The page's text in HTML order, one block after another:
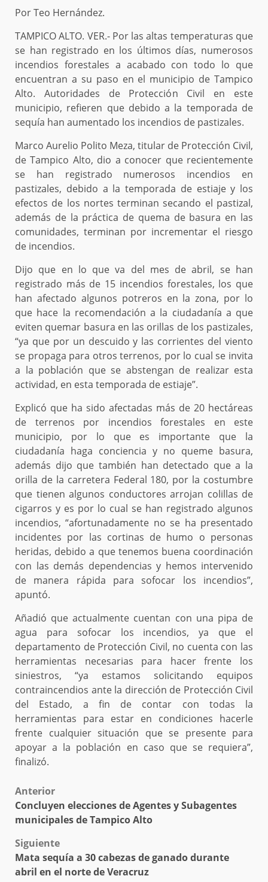
Por Teo Hernández.
TAMPICO ALTO. VER.- Por las altas temperaturas que
se han registrado en los últimos días, numerosos
incendios forestales a acabado con todo lo que
encuentran a su paso en el municipio de Tampico
Alto. Autoridades de Protección Civil en este
municipio, refieren que debido a la temporada de
sequía han aumentado los incendios de pastizales.
Marco Aurelio Polito Meza, titular de Protección Civil,
de Tampico Alto, dio a conocer que recientemente
se han registrado numerosos incendios en
pastizales, debido a la temporada de estiaje y los
efectos de los nortes terminan secando el pastizal,
además de la práctica de quema de basura en las
comunidades, terminan por incrementar el riesgo
de incendios.
Dijo que en lo que va del mes de abril, se han
registrado más de 15 incendios forestales, los que
han afectado algunos potreros en la zona, por lo
que hace la recomendación a la ciudadanía a que
eviten quemar basura en las orillas de los pastizales,
“ya que por un descuido y las corrientes del viento
se propaga para otros terrenos, por lo cual se invita
a la población que se abstengan de realizar esta
actividad, en esta temporada de estiaje”.
Explicó que ha sido afectadas más de 20 hectáreas
de terrenos por incendios forestales en este
municipio, por lo que es importante que la
ciudadanía haga conciencia y no queme basura,
además dijo que también han detectado que a la
orilla de la carretera Federal 180, por la costumbre
que tienen algunos conductores arrojan colillas de
cigarros y es por lo cual se han registrado algunos
incendios, “afortunadamente no se ha presentado
incidentes por las cortinas de humo o personas
heridas, debido a que tenemos buena coordinación
con las demás dependencias y hemos intervenido
de manera rápida para sofocar los incendios”,
apuntó.
Añadió que actualmente cuentan con una pipa de
agua para sofocar los incendios, ya que el
departamento de Protección Civil, no cuenta con las
herramientas necesarias para hacer frente los
siniestros, “ya estamos solicitando equipos
contraincendios ante la dirección de Protección Civil
del Estado, a fin de contar con todas la
herramientas para estar en condiciones hacerle
frente cualquier situación que se presente para
apoyar a la población en caso que se requiera”,
finalizó.
Post
navigation
Anterior
Concluyen elecciones de Agentes y Subagentes
municipales de Tampico Alto
Siguiente
Mata sequía a 30 cabezas de ganado durante
abril en el norte de Veracruz